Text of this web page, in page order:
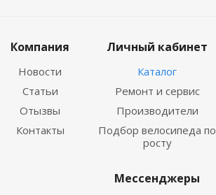
Компания
Новости
Статьи
Отызвы
Контакты
Личный кабинет
Каталог
Ремонт и сервис
Производители
Подбор велосипеда по
росту
Мессенджеры